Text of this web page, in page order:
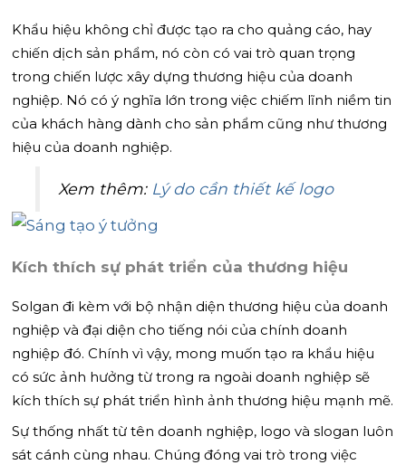
Khẩu hiệu không chỉ được tạo ra cho quảng cáo, hay
chiến dịch sản phẩm, nó còn có vai trò quan trọng
trong chiến lược xây dựng thương hiệu của doanh
nghiệp. Nó có ý nghĩa lớn trong việc chiếm lĩnh niềm tin
của khách hàng dành cho sản phẩm cũng như thương
hiệu của doanh nghiệp.
Xem thêm: Lý do cần thiết kế logo
Kích thích sự phát triển của thương hiệu
Solgan đi kèm với bộ nhận diện thương hiệu của doanh
nghiệp và đại diện cho tiếng nói của chính doanh
nghiệp đó. Chính vì vậy, mong muốn tạo ra khẩu hiệu
có sức ảnh hưởng từ trong ra ngoài doanh nghiệp sẽ
kích thích sự phát triển hình ảnh thương hiệu mạnh mẽ.
Sự thống nhất từ tên doanh nghiệp, logo và slogan luôn
sát cánh cùng nhau. Chúng đóng vai trò trong việc